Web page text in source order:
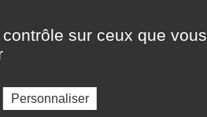
sur ceux que vous
Personnaliser